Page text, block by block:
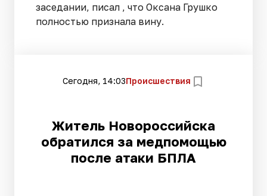
заседании, писал , что Оксана Грушко
полностью признала вину.
Сегодня, 14:03Происшествия
Житель Новороссийска
обратился за медпомощью
после атаки БПЛА